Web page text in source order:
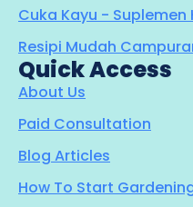
Cuka Kayu -
Resipi Mudah
Quick Access
About Us
Paid Consultation
Blog Articles
How To Start